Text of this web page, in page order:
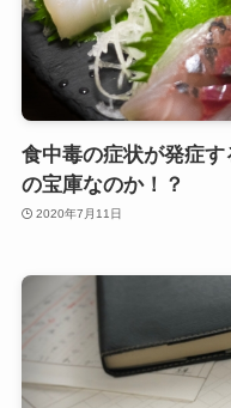
食中毒の症状が発症
の宝庫なのか！？
2020年7月11日